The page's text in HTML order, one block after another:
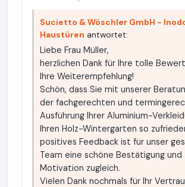
Sucietto & Wöschler GmbH -
Haustüren antwortet:
Liebe Frau Müller,
herzlichen Dank für Ihre tolle
Ihre Weiterempfehlung!
Schön, dass Sie mit unserer
der fachgerechten und
Ausführung Ihrer Aluminium-
Ihren Holz-Wintergarten so
positives Feedback ist für unser
Team eine schöne Bestätigung und
Motivation zugleich.
Vielen Dank nochmals für Ihr